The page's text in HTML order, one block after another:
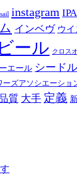
instagram IPA
インベヴ ウ
ール クロス
エール シードル
ーズアソシエーショ
質 大手 定義